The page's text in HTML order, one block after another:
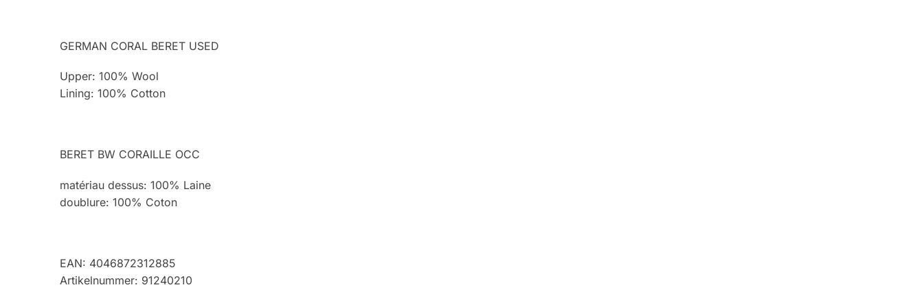
GERMAN CORAL BERET USED
Upper: 100% Wool
Lining: 100% Cotton
BERET BW CORAILLE OCC
matériau dessus: 100% Laine
doublure: 100% Coton
EAN: 4046872312885
Artikelnummer: 91240210